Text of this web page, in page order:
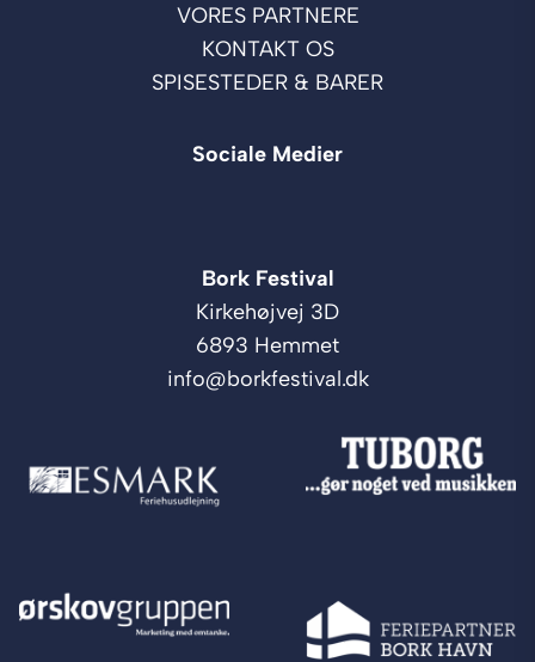
Bork Festival
Kirkehøjvej 3D
6893 Hemmet
info@borkfestival.dk
VORES PARTNERE
KONTAKT OS
SPISESTEDER & BARER
Sociale Medier